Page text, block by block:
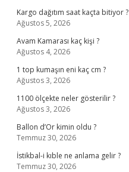
Kargo dağıtım saat kaçta bitiyor ?
Ağustos 5, 2026
Avam Kamarası kaç kişi ?
Ağustos 4, 2026
1 top kumaşın eni kaç cm ?
Ağustos 3, 2026
1100 ölçekte neler gösterilir ?
Ağustos 3, 2026
Ballon d’Or kimin oldu ?
Temmuz 30, 2026
İstikbal-i kıble ne anlama gelir ?
Temmuz 30, 2026